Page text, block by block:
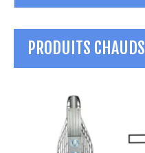
PRODUITS CHAUDS